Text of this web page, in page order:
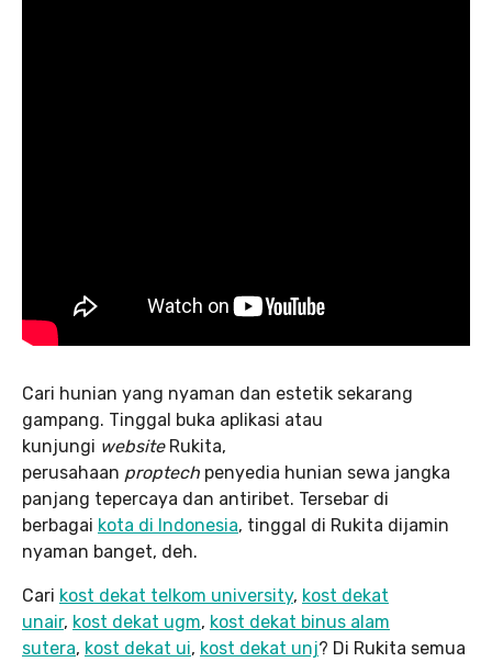
Cari hunian yang nyaman dan estetik sekarang
gampang. Tinggal buka aplikasi atau
kunjungi websiteRukita,
perusahaan proptech penyedia hunian sewa jangka
panjang tepercaya dan antiribet. Tersebar di
berbagai kota di Indonesia, tinggal di Rukita dijamin
nyaman banget, deh.
Cari kost dekat telkom university, kost dekat
unair, kost dekat ugm, kost dekat binus alam
sutera, kost dekat ui, kost dekat unj? Di Rukita semua